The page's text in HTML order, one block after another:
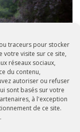
traceurs pour stocker
votre visite sur ce site,
réseaux sociaux,
du contenu,
autoriser ou refuser
sont basés sur votre
à l'exception
de ce site.